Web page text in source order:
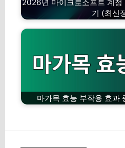
2026년 마이크로소프트 계정
기 (최신
마가목 효능 부작용 효과